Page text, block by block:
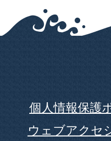
個人情報保護
ウェブアクセ